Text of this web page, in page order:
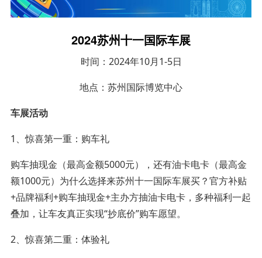
2024苏州十一国际车展
时间：2024年10月1-5日
地点：苏州国际博览中心
车展活动
1、惊喜第一重：购车礼
购车抽现金（最高金额5000元），还有油卡电卡（最高金
额1000元）为什么选择来苏州十一国际车展买？官方补贴
+品牌福利+购车抽现金+主办方抽油卡电卡，多种福利一起
叠加，让车友真正实现“抄底价”购车愿望。
2、惊喜第二重：体验礼